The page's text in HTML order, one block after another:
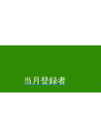
当月登録者